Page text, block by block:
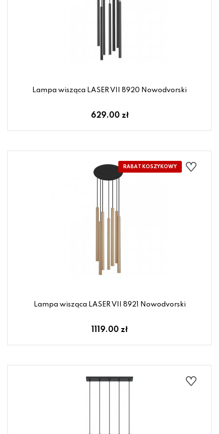
Lampa wisząca LASER VII 8920 Nowodvorski
629.00 zł
Lampa wisząca LASER VII 8921 Nowodvorski
1119.00 zł